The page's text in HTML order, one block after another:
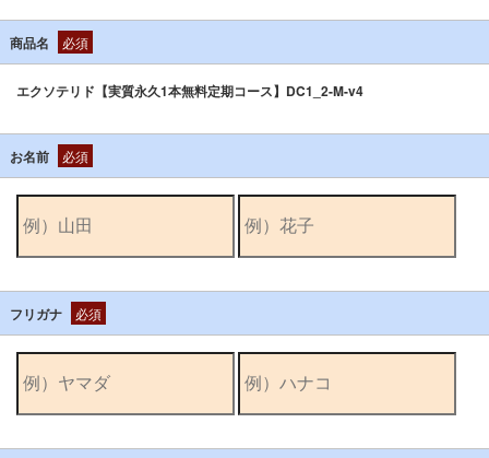
商品名 必須
エクソテリド【実質永久1本無料定期コース】DC1_2-M-v4
お名前 必須
フリガナ 必須